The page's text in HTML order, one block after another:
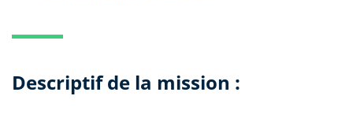
Descriptif de la mission :